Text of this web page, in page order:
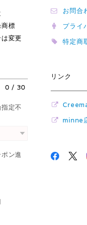
標
変更
0 / 30
定不
ン進
お問合
プライ
特定商
リンク
minne